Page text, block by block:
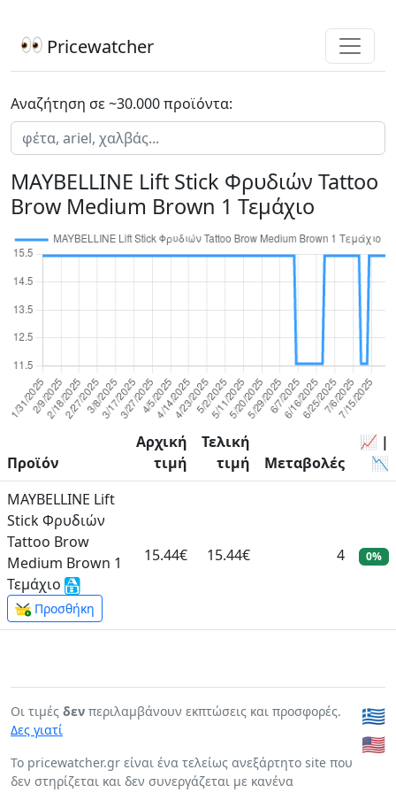
Pricewatcher
Αναζήτηση σε ~30.000 προϊόντα:
MAYBELLINE Lift Stick Φρυδιών Tattoo
Brow Medium Brown 1 Τεμάχιο
Προϊόν
Αρχική
τιμή
Τελική
τιμή
Μεταβολές
📈 |
📉
MAYBELLINE Lift
Stick Φρυδιών
Tattoo Brow
Medium Brown 1
Τεμάχιο
Προσθήκη
15.44€ 15.44€ 4 0%
Οι τιμές δεν περιλαμβάνουν εκπτώσεις και προσφορές.
Δες γιατί
To pricewatcher.gr είναι ένα τελείως ανεξάρτητο site που
δεν στηρίζεται και δεν συνεργάζεται με κανένα
🇬🇷
🇺🇸